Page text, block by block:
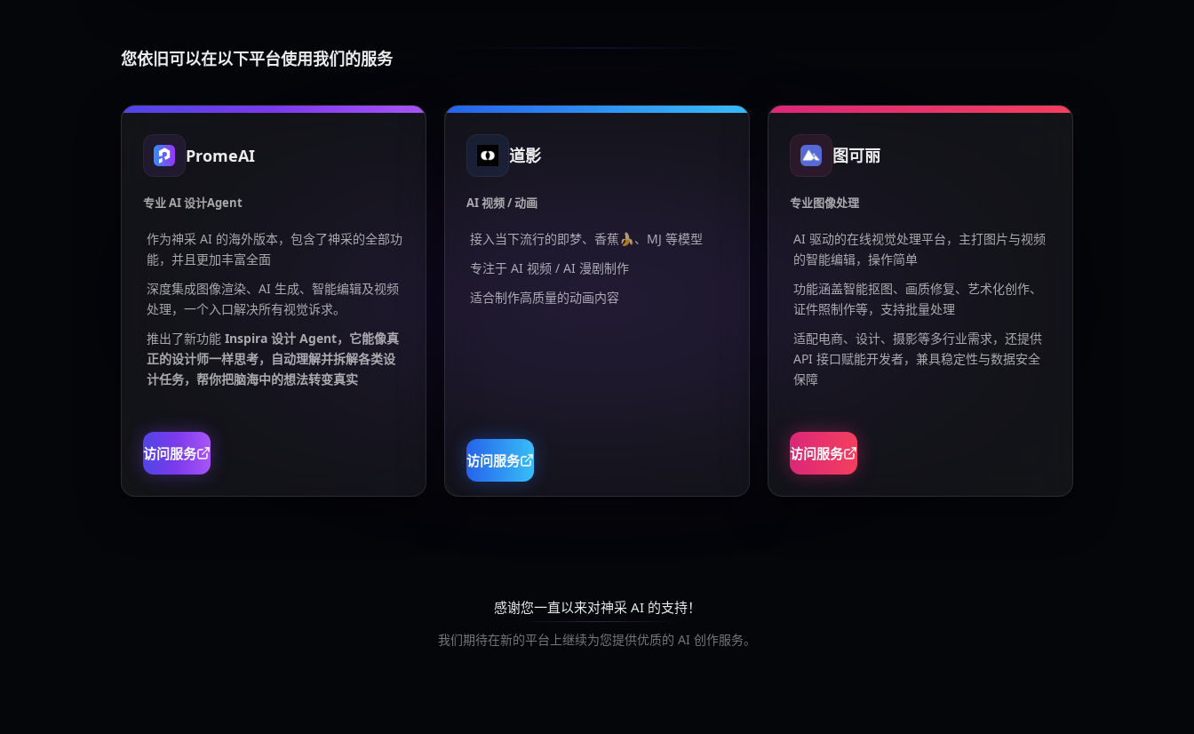
您依旧可以在以下平台使用我们的服务
PromeAI
专业 AI 设计Agent
作为神采 AI 的海外版本，包含了神采的全部功
能，并且更加丰富全面
深度集成图像渲染、AI 生成、智能编辑及视频
处理，一个入口解决所有视觉诉求。
推出了新功能 Inspira 设计 Agent，它能像真
正的设计师一样思考，自动理解并拆解各类设
计任务，帮你把脑海中的想法转变真实
访问服务
道影
AI 视频 / 动画
接入当下流行的即梦、香蕉🍌、MJ 等模型
专注于 AI 视频 / AI 漫剧制作
适合制作高质量的动画内容
访问服务
图可丽
专业图像处理
AI 驱动的在线视觉处理平台，主打图片与视频
的智能编辑，操作简单
功能涵盖智能抠图、画质修复、艺术化创作、
证件照制作等，支持批量处理
适配电商、设计、摄影等多行业需求，还提供
API 接口赋能开发者，兼具稳定性与数据安全
保障
访问服务
感谢您一直以来对神采 AI 的支持！
我们期待在新的平台上继续为您提供优质的 AI 创作服务。